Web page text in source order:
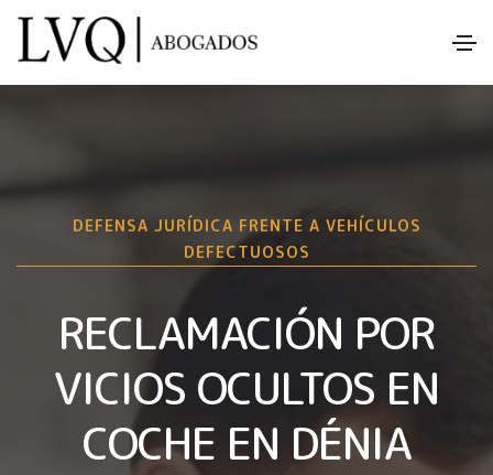
DEFENSA JURÍDICA FRENTE A VEHÍCULOS
DEFECTUOSOS
RECLAMACIÓN POR
VICIOS OCULTOS EN
COCHE EN DÉNIA